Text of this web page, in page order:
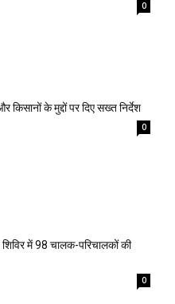
0
के मुद्दों पर दिए सख्त निर्देश
0
में 98 चालक-परिचालकों की
0